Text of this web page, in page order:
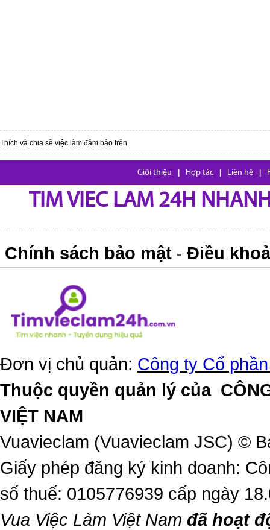
Thích và chia sẽ việc làm đảm bảo trên
Giới thiệu Hợp tác Liên hệ
TIM VIEC LAM 24H
Chính sách bảo mật - Điều
Đơn vị chủ quản: Công ty Cổ
Thuộc quyền quản lý của
VIỆT NAM
Vuavieclam (Vuavieclam JSC) ©
Giấy phép đăng ký kinh doanh:
số thuế: 0105776939 cấp ngày
Vua Việc Làm Việt Nam đã hoạt